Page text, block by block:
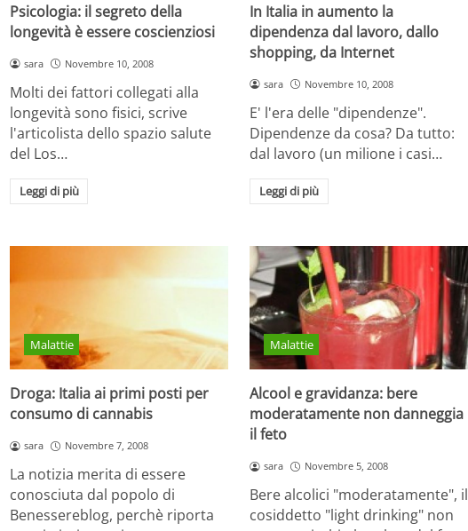
Psicologia: il segreto della
longevità è essere coscienziosi
sara Novembre 10, 2008
Molti dei fattori collegati alla
longevità sono fisici, scrive
l'articolista dello spazio salute
del Los…
Leggi di più
In Italia in aumento la
dipendenza dal lavoro, dallo
shopping, da Internet
sara Novembre 10, 2008
E' l'era delle "dipendenze".
Dipendenze da cosa? Da tutto:
dal lavoro (un milione i casi…
Leggi di più
Malattie
Droga: Italia ai primi posti per
consumo di cannabis
sara Novembre 7, 2008
La notizia merita di essere
conosciuta dal popolo di
Benessereblog, perchè riporta
Malattie
Alcool e gravidanza: bere
moderatamente non danneggia
il feto
sara Novembre 5, 2008
Bere alcolici "moderatamente", il
cosiddetto "light drinking" non